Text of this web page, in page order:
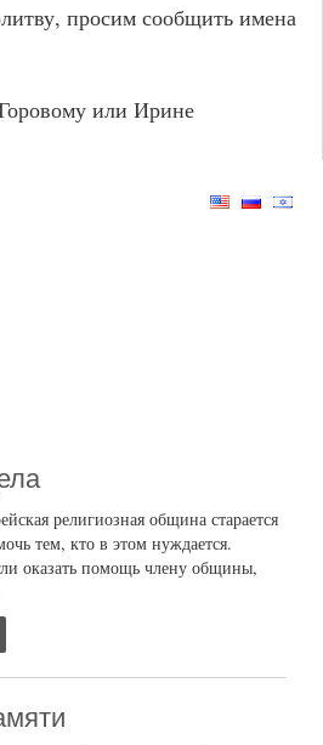
просим сообщить имена
или Ирине
религиозная община старается
тем, кто в этом нуждается.
оказать помощь члену общины,